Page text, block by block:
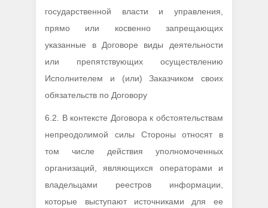
государственной власти и управления,
прямо или косвенно запрещающих
указанные в Договоре виды деятельности
или препятствующих осуществлению
Исполнителем и (или) Заказчиком своих
обязательств по Договору
6.2. В контексте Договора к обстоятельствам
непреодолимой силы Стороны относят в
том числе действия уполномоченных
организаций, являющихся операторами и
владельцами реестров информации,
которые выступают источниками для ее